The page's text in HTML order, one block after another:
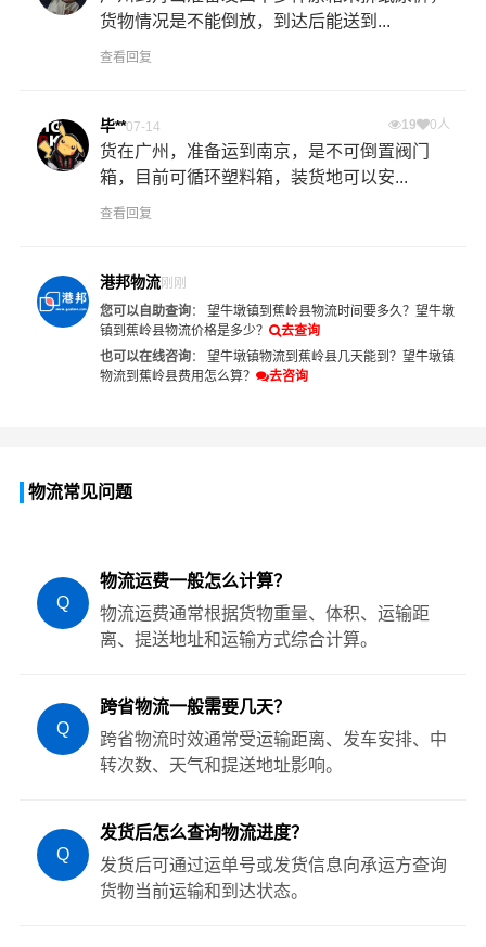
货物情况是不能倒放，到达后能送到...
查看回复
毕**07-14 19 0人
货在广州，准备运到南京，是不可倒置阀门
箱，目前可循环塑料箱，装货地可以安...
查看回复
港邦物流刚刚
您可以自助查询： 望牛墩镇到蕉岭县物流时间要多久？ 望牛墩
镇到蕉岭县物流价格是多少？
去查询
也可以在线咨询： 望牛墩镇物流到蕉岭县几天能到？ 望牛墩镇
物流到蕉岭县费用怎么算？
去咨询
物流常见问题
Q
物流运费一般怎么计算？
物流运费通常根据货物重量、体积、运输距
离、提送地址和运输方式综合计算。
Q
跨省物流一般需要几天？
跨省物流时效通常受运输距离、发车安排、中
转次数、天气和提送地址影响。
Q
发货后怎么查询物流进度？
发货后可通过运单号或发货信息向承运方查询
货物当前运输和到达状态。